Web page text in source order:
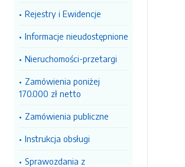
Rejestry i Ewidencje
Informacje nieudostępnione
Nieruchomości-przetargi
Zamówienia poniżej
170.000 zł netto
Zamówienia publiczne
Instrukcja obsługi
Sprawozdania z